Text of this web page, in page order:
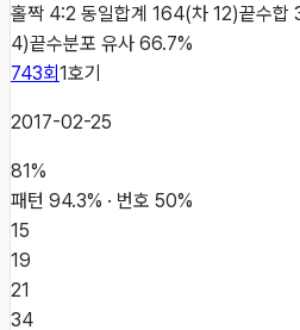
홀짝 4:2 동일합계 164(차 12)끝수합
4)끝수분포 유사 66.7%
743회1호기
2017-02-25
81%
패턴 94.3% · 번호 50%
15
19
21
34